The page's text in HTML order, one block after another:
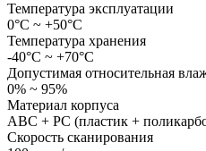
Температура эксплуатации
0°С ~ +50°С
Температура хранения
-40°С ~ +70°С
Допустимая относительная
0% ~ 95%
Материал корпуса
ABC + PC (пластик +
Скорость сканирования